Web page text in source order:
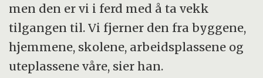
men den er vi i ferd med å ta vekk
tilgangen til. Vi fjerner den fra byggene,
hjemmene, skolene, arbeidsplassene og
uteplassene våre, sier han.